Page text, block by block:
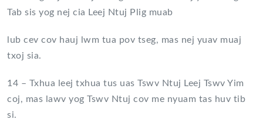
Tab sis yog nej cia Leej Ntuj Plig muab
lub cev cov hauj lwm tua pov tseg, mas nej yuav muaj
txoj sia.
14 – Txhua leej txhua tus uas Tswv Ntuj Leej Tswv Yim
coj, mas lawv yog Tswv Ntuj cov me nyuam tas huv tib
si.